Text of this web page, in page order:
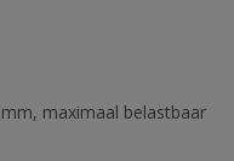
maximaal belastbaar